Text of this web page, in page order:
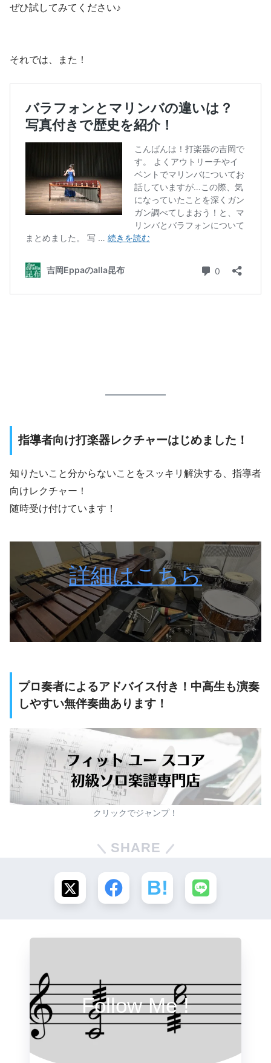
ぜひ試してみてください♪
それでは、また！
指導者向け打楽器レクチャーはじめました！
知りたいこと分からないことをスッキリ解決する、指導者
向けレクチャー！
随時受け付けています！
詳細はこちら
プロ奏者によるアドバイス付き！中高生も演奏
しやすい無伴奏曲あります！
クリックでジャンプ！
SHARE
Follow Me !